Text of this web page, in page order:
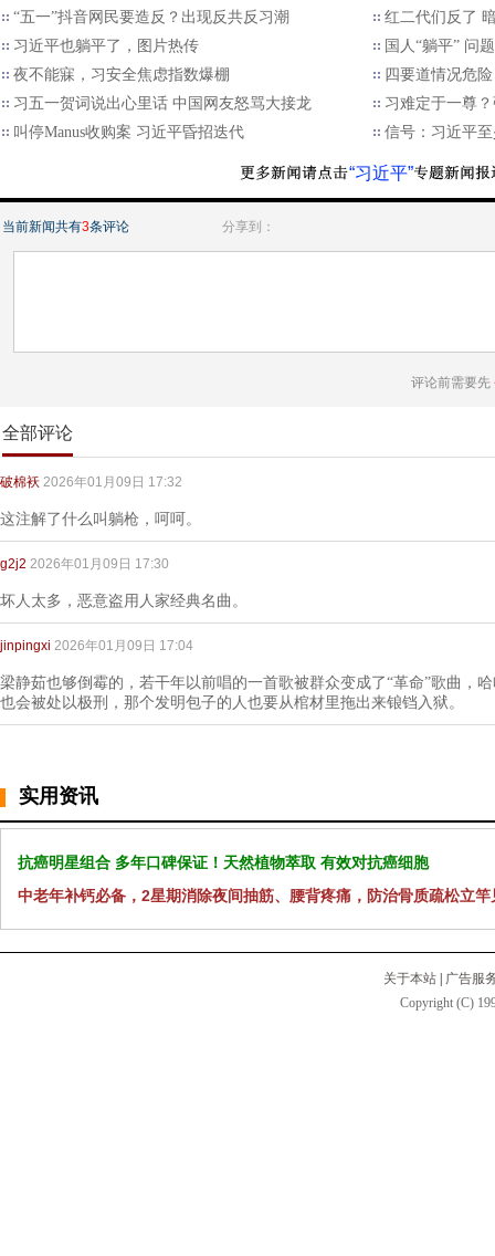
“五一”抖音网民要造反？出现反共反习潮
红二代们反了
习近平也躺平了，图片热传
国人“躺平” 问
夜不能寐，习安全焦虑指数爆棚
四要道情况危
习五一贺词说出心里话 中国网友怒骂大接龙
习难定于一尊
叫停Manus收购案 习近平昏招迭代
信号：习近平
“习近平”
当前新闻共有3条评论 分享到：
评论前需要先
全部评论
破棉袄 2026年01月09日 17:32
这注解了什么叫躺枪，呵呵。
g2j2 2026年01月09日 17:30
坏人太多，恶意盗用人家经典名曲。
jinpingxi 2026年01月09日 17:04
梁静茹也够倒霉的，若干年以前唱的一首歌被群众变成了“革命”歌曲，
也会被处以极刑，那个发明包子的人也要从棺材里拖出来锒铛入狱。
实用资讯
抗癌明星组合 多年口碑保证！天然植物萃取 有效对抗癌细胞
中老年补钙必备，2星期消除夜间抽筋、腰背疼痛，防治骨质疏松立竿
关于本站 | 广告服
Copyright (C)